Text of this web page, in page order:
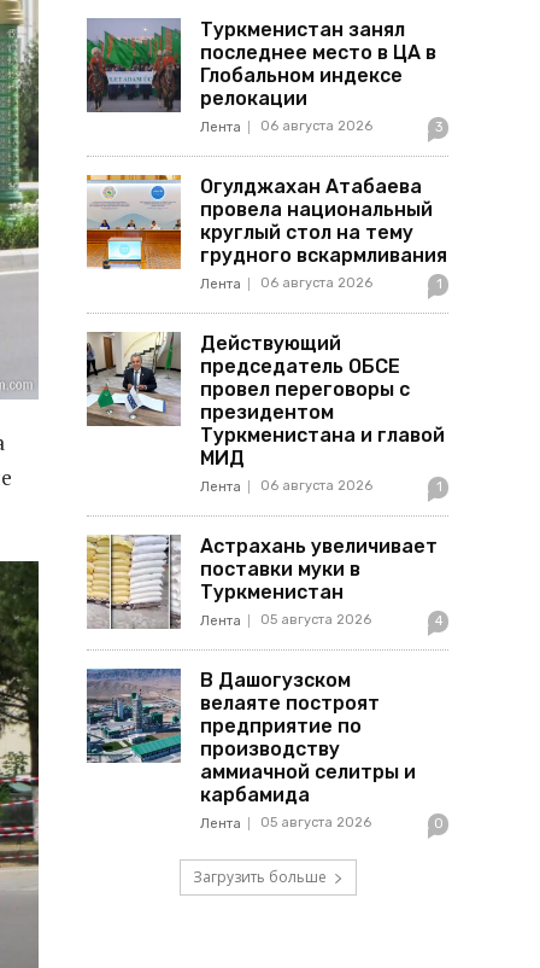
Туркменистан занял
последнее место в ЦА в
Глобальном индексе
релокации
Лента 06 августа 2026 3
Огулджахан Атабаева
провела национальный
круглый стол на тему
грудного вскармливания
Лента 06 августа 2026 1
Действующий
председатель ОБСЕ
провел переговоры с
президентом
Туркменистана и главой
МИД
Лента 06 августа 2026 1
Астрахань увеличивает
поставки муки в
Туркменистан
Лента 05 августа 2026 4
В Дашогузском
велаяте построят
предприятие по
производству
аммиачной селитры и
карбамида
Лента 05 августа 2026 0
Загрузить больше